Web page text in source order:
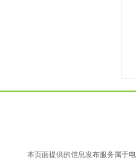
本页面提供的信息发布服务属于